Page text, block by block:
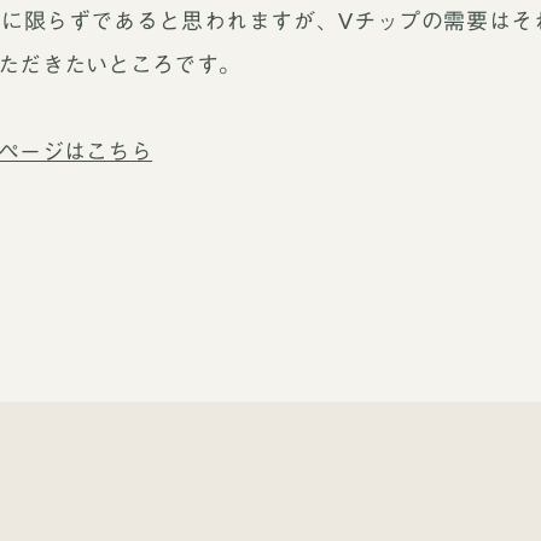
限らずであると思われますが、Vチップの需要はそ
だきたいところです。
ージはこちら